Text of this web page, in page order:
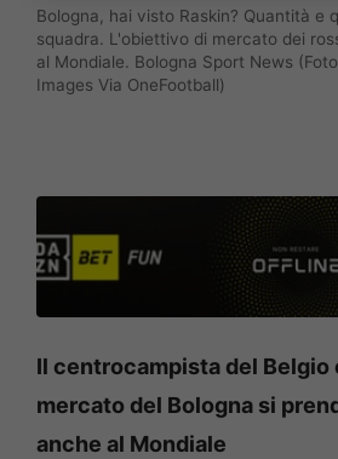
Bologna, hai visto Raskin? Quantità e
squadra. L'obiettivo di mercato dei
al Mondiale. Bologna Sport News
Images Via OneFootball)
Il centrocampista del Belgio
mercato del Bologna si
anche al Mondiale